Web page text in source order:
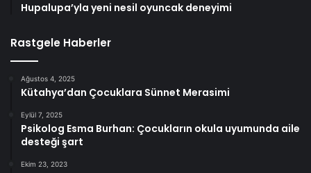
Hupalupa’yla yeni nesil oyuncak deneyimi
Rastgele Haberler
Ağustos 4, 2025
Kütahya’dan Çocuklara Sünnet Merasimi
Eylül 7, 2025
Psikolog Esma Burhan: Çocukların okula uyumunda aile
desteği şart
Ekim 23, 2023